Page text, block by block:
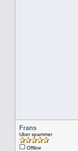
Frans
Uber spammer
Offline